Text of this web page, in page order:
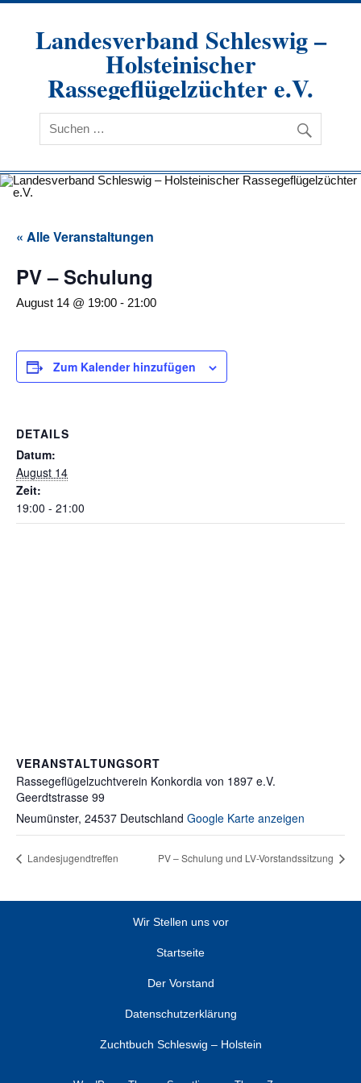
Zum
springenLandesverband Schleswig –
Holsteinischer
Rassegeflügelzüchter e.V.
« Alle Veranstaltungen
PV – Schulung
August 14 @ 19:00 - 21:00
Zum Kalender hinzufügen
DETAILS
Datum:
August 14
Zeit:
19:00 - 21:00
VERANSTALTUNGSORT
Rassegeflügelzuchtverein Konkordia von 1897 e.V.
Geerdtstrasse 99
Neumünster, 24537 Deutschland Google Karte anzeigen
Landesjugendtreffen PV – Schulung und LV-Vorstandssitzung
Wir Stellen uns vor
Startseite
Der Vorstand
Datenschutzerklärung
Zuchtbuch Schleswig – Holstein